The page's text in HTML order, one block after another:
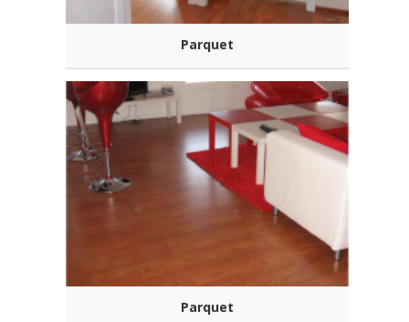
Parquet
Parquet